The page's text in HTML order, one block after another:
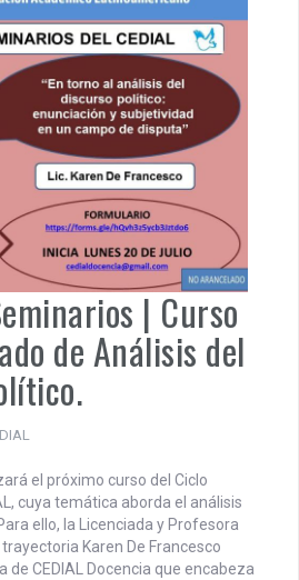
| Curso
de Análisis del
el próximo curso del Ciclo
cuya temática aborda el análisis
ello, la Licenciada y Profesora
Karen De Francesco
CEDIAL Docencia que encabeza